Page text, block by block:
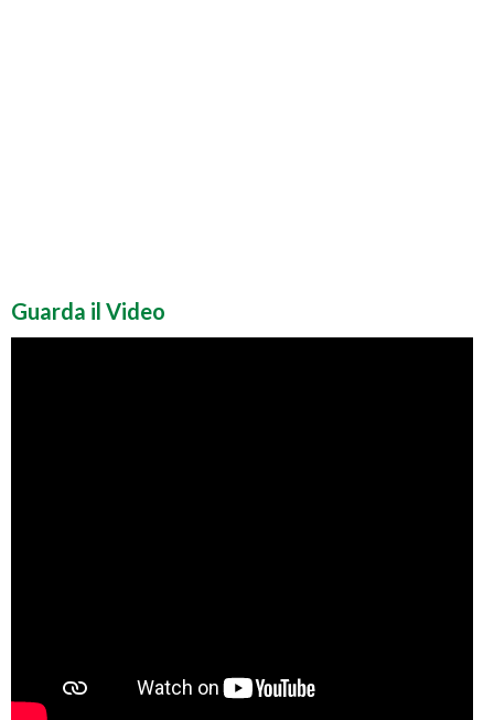
Guarda il Video